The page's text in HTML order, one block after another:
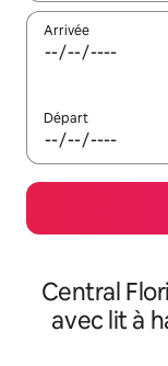
Arrivée
Départ
Central
avec lit à